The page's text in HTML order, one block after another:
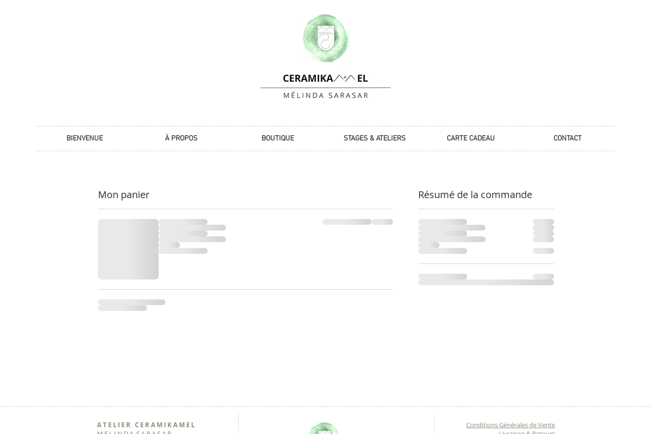
BIENVENUE À PROPOS BOUTIQUE STAGES & ATELIERS CARTE CADEAU CONTACT
Mon panier Résumé de la commande
A T E L I E R C E R A M I K A M E L
Conditions Générales de Vente